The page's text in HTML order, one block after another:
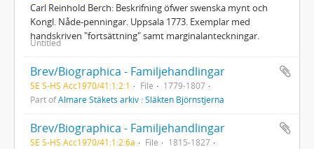
Carl Reinhold Berch: Beskrifning öfwer swenska mynt och
Kongl. Nåde-penningar. Uppsala 1773. Exemplar med
handskriven "fortsättning" samt marginalanteckningar.
Untitled
Brev/Biographica - Familjehandlingar
SE S-HS Acc1970/41:1:2:1 File
1779-1807
Part ofAlmare Stäkets arkiv : Släkten Björnstjerna
Brev/Biographica - Familjehandlingar
SE S-HS Acc1970/41:1:2:6a File
1815-1827